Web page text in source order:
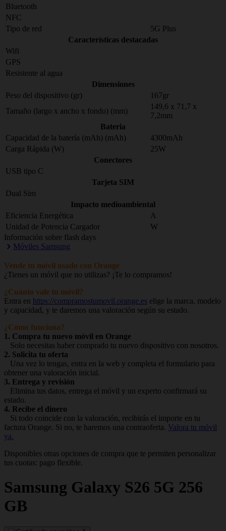
Bluetooth
NFC
Tipo de red
5G Plus
Características destacadas
Wifi
GPS
Resistente al agua
Dimensiones
Peso del dispositivo (gr)
167gr
Tamaño (largo x ancho x fondo) (mm)
149,6 x 71,7 x
7,2mm
Bateria
Capacidad de la batería (mAh) (mAh)
4300mAh
Carga Rápida (W)
25W
Conectores
USB tipo C
Tarjeta SIM
Dual Sim
Impacto medioambiental
Eficiencia Energética
A
Unidad de Potencia Cargador
W
Información sobre flash days
Móviles Samsung
Vende tu móvil usado con Orange
¿Tienes un móvil que no utilizas? ¡Te lo compramos!
¿Cuánto vale tu móvil?
Entra en https://compramostumovil.orange.es elige la marca, modelo
y capacidad, y te daremos una valoración según su estado.
¿Cómo funciona?
1. Compra tu nuevo móvil en Orange
Solo necesitas haber comprado tu nuevo dispositivo con nosotros.
2. Solicita tu oferta
Una vez lo tengas, entra en la web y completa el formulario para
obtener una valoración inicial.
3. Entrega y revisión
Elimina tus datos, entrega el móvil y un experto confirmará su
estado.
4. Recibe el dinero
Si todo coincide con la valoración, recibirás el importe en tu
factura Orange. Si no, te haremos una contraoferta. Valora tu móvil
ya.
Disponibles otras opciones de compra que te permiten personalizar
tus cuotas: pago flexible.
Samsung Galaxy S26 5G 256
GB